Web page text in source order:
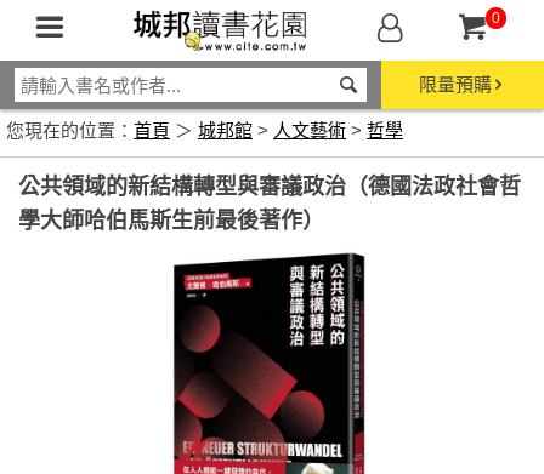
0
限量預購
您現在的位置： 首頁 ＞ 城邦館 > 人文藝術 > 哲學
公共領域的新結構轉型與審議政治（德國法政社會哲
學大師哈伯馬斯生前最後著作）